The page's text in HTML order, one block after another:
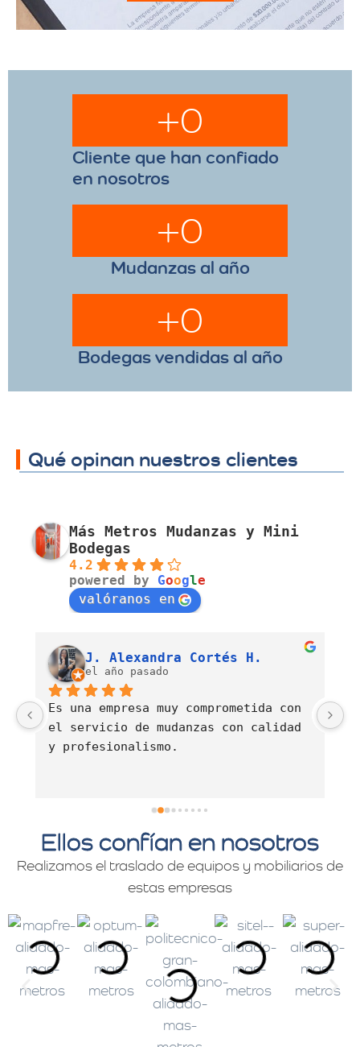
Cliente que han confiado
en nosotros
+0
Mudanzas al año
+0
Bodegas vendidas al año
+0
Qué opinan nuestros clientes
Más Metros Mudanzas y Mini
Bodegas
4.2
powered by Google
valóranos en
J. Alexandra Cortés H.
el año pasado
Es una empresa muy comprometida con
el servicio de mudanzas con calidad
y profesionalismo.
Ellos confían en nosotros
Realizamos el traslado de equipos y mobiliarios de
estas empresas